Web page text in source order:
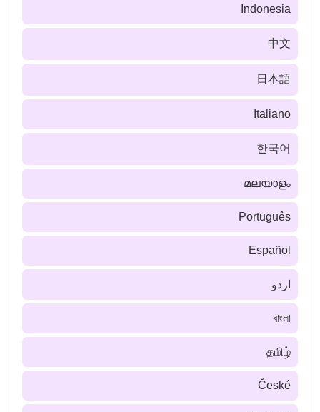
Indonesia
中文
日本語
Italiano
한국어
മലയാളം
Português
Español
اردو
বাংলা
தமிழ்
České